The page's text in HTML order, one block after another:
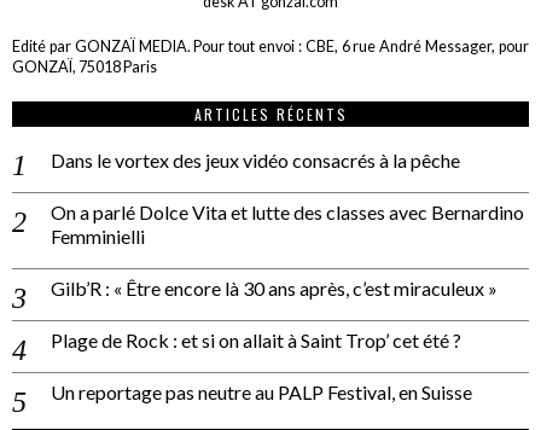
Edité par GONZAÏ MEDIA. Pour tout envoi : CBE, 6 rue André Messager, pour
GONZAÏ, 75018 Paris
ARTICLES RÉCENTS
Dans le vortex des jeux vidéo consacrés à la pêche
On a parlé Dolce Vita et lutte des classes avec Bernardino
Femminielli
Gilb’R : « Être encore là 30 ans après, c’est miraculeux »
Plage de Rock : et si on allait à Saint Trop’ cet été ?
Un reportage pas neutre au PALP Festival, en Suisse